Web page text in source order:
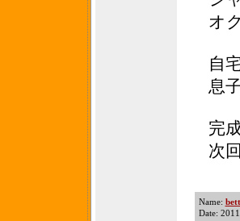
オ
自
息
完
次
Name:
Date: